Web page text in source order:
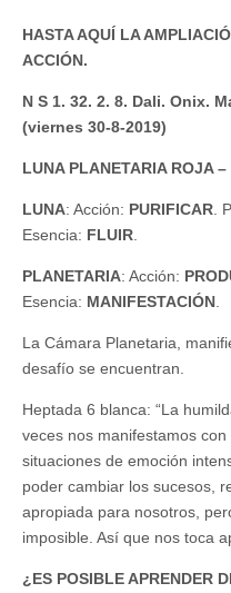
HASTA AQUÍ LA
ACCIÓN.
N S 1. 32. 2. 8. Dali. Onix.
(viernes 30-8-2019)
LUNA PLANETARIA ROJA
LUNA: Acción: PURIFICAR .
Esencia: FLUIR
PLANETARIA: Acción:
Esencia: MANIFESTACIÓN
La Cámara Planetaria,
desafío se encuentran.
Heptada 6 blanca: “La
veces nos manifestamos
situaciones de emoción
poder cambiar los sucesos,
apropiada para nosotros,
imposible. Así que nos toca
¿ES POSIBLE APRENDER